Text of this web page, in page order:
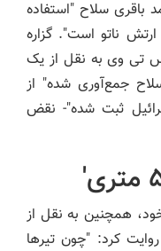
باقری سلاح "استفاده
ناتو است". گزاره
۱۰ آذر شبکه پرس تی وی به نقل از یک
جمع‌آوری شده" از
ثبت شده"- نقض
در اظهارات ۱۹ آذر خود، همچنین به نقل از
کرد: "چون تیرها